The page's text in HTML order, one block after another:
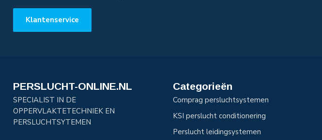
Klantenservice
PERSLUCHT-ONLINE.NL
SPECIALIST IN DE
OPPERVLAKTETECHNIEK EN
PERSLUCHTSYTEMEN
Categorieën
Comprag persluchtsystemen
KSI perslucht conditionering
Perslucht leidingsystemen